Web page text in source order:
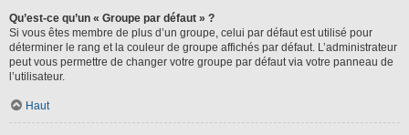
Qu’est-ce qu’un « Groupe par défaut » ?
Si vous êtes membre de plus d’un groupe, celui par défaut est utilisé pour
déterminer le rang et la couleur de groupe affichés par défaut. L’administrateur
peut vous permettre de changer votre groupe par défaut via votre panneau de
l’utilisateur.
Haut